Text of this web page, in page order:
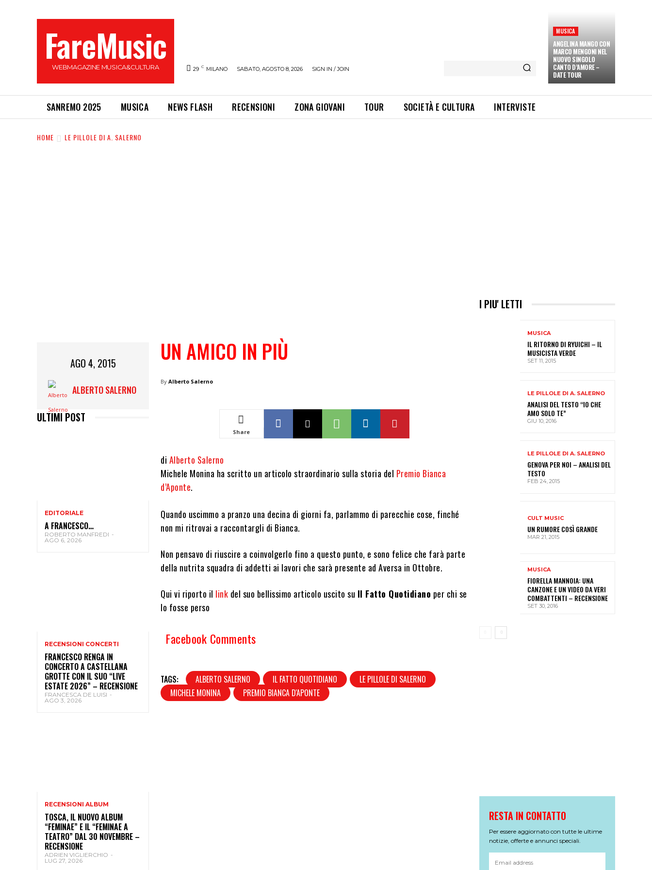
FareMusic
WEBMAGAZINE MUSICA&CULTURA 29 C MILANO SABATO, AGOSTO 8, 2026 SIGN IN / JOIN
MUSICA
ANGELINA MANGO CON
MARCO MENGONI NEL
NUOVO SINGOLO
CANTO D’AMORE –
DATE TOUR
SANREMO 2025 MUSICA NEWS FLASH RECENSIONI ZONA GIOVANI TOUR SOCIETÀ E CULTURA INTERVISTE
HOME LE PILLOLE DI A. SALERNO
AGO 4, 2015
ALBERTO SALERNO
ULTIMI POST
EDITORIALE
A FRANCESCO…
ROBERTO MANFREDI -
AGO 6, 2026
RECENSIONI CONCERTI
FRANCESCO RENGA IN
CONCERTO A CASTELLANA
GROTTE CON IL SUO “LIVE
ESTATE 2026” – RECENSIONE
FRANCESCA DE LUISI -
AGO 3, 2026
RECENSIONI ALBUM
TOSCA, IL NUOVO ALBUM
“FEMINAE” E IL “FEMINAE A
TEATRO” DAL 30 NOVEMBRE –
RECENSIONE
ADRIEN VIGLIERCHIO -
LUG 27, 2026
UN AMICO IN PIÙ
By Alberto Salerno
Share
di Alberto Salerno
Michele Monina ha scritto un articolo straordinario sulla storia del Premio Bianca
d’Aponte.
Quando uscimmo a pranzo una decina di giorni fa, parlammo di parecchie cose, finché
non mi ritrovai a raccontargli di Bianca.
Non pensavo di riuscire a coinvolgerlo fino a questo punto, e sono felice che farà parte
della nutrita squadra di addetti ai lavori che sarà presente ad Aversa in Ottobre.
Qui vi riporto il link del suo bellissimo articolo uscito su Il Fatto Quotidiano per chi se
lo fosse perso
Facebook Comments
TAGS: ALBERTO SALERNO IL FATTO QUOTIDIANO
LE PILLOLE DI SALERNO
MICHELE MONINA
PREMIO BIANCA D'APONTE
I PIU' LETTI
MUSICA
IL RITORNO DI RYUICHI – IL
MUSICISTA VERDE
SET 11, 2015
LE PILLOLE DI A. SALERNO
ANALISI DEL TESTO “IO CHE
AMO SOLO TE”
GIU 10, 2016
LE PILLOLE DI A. SALERNO
GENOVA PER NOI – ANALISI DEL
TESTO
FEB 24, 2015
CULT MUSIC
UN RUMORE COSÌ GRANDE
MAR 21, 2015
MUSICA
FIORELLA MANNOIA: UNA
CANZONE E UN VIDEO DA VERI
COMBATTENTI – RECENSIONE
SET 30, 2016
RESTA IN CONTATTO
Per essere aggiornato con tutte le ultime
notizie, offerte e annunci speciali.